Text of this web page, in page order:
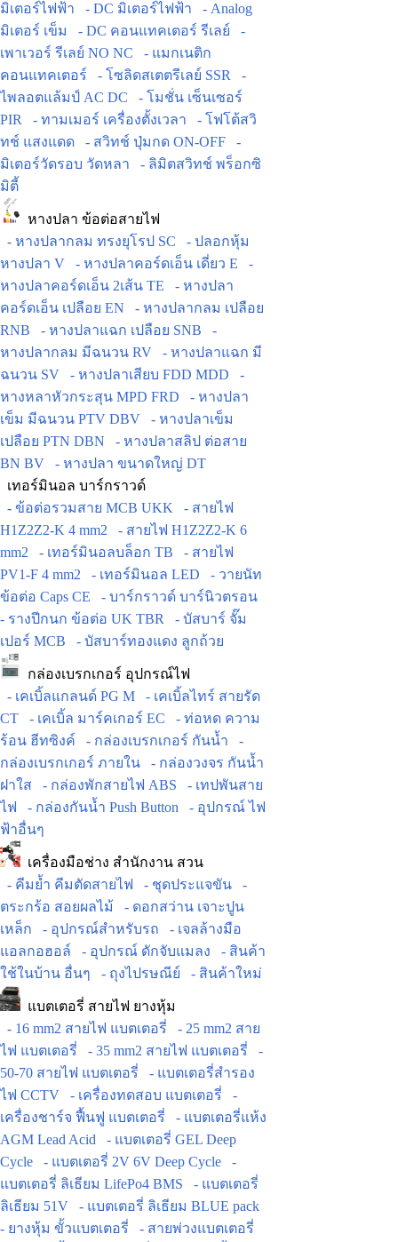
มิเตอร์ไฟฟ้า
- DC มิเตอร์ไฟฟ้า
- Analog
มิเตอร์ เข็ม
- DC คอนแทคเตอร์ รีเลย์
-
เพาเวอร์ รีเลย์ NO NC
- แมกเนติก
คอนแทคเตอร์
- โซลิดสเตตรีเลย์ SSR
-
ไพลอตแล้มป์ AC DC
- โมชั่น เซ็นเซอร์
PIR
- ทามเมอร์ เครื่องตั้งเวลา
- โฟโต้สวิ
ทช์ แสงแดด
- สวิทช์ ปุ่มกด ON-OFF
-
มิเตอร์วัดรอบ วัดหลา
- ลิมิตสวิทช์ พร็อกซิ
มิตี้
หางปลา ข้อต่อสายไฟ
- หางปลากลม ทรงยุโรป SC
- ปลอกหุ้ม
หางปลา V
- หางปลาคอร์ดเอ็น เดี่ยว E
-
หางปลาคอร์ดเอ็น 2เส้น TE
- หางปลา
คอร์ดเอ็น เปลือย EN
- หางปลากลม เปลือย
RNB
- หางปลาแฉก เปลือย SNB
-
หางปลากลม มีฉนวน RV
- หางปลาแฉก มี
ฉนวน SV
- หางปลาเสียบ FDD MDD
-
หางหลาหัวกระสุน MPD FRD
- หางปลา
เข็ม มีฉนวน PTV DBV
- หางปลาเข็ม
เปลือย PTN DBN
- หางปลาสลิป ต่อสาย
BN BV
- หางปลา ขนาดใหญ่ DT
เทอร์มินอล บาร์กราวด์
- ข้อต่อรวมสาย MCB UKK
- สายไฟ
H1Z2Z2-K 4 mm2
- สายไฟ H1Z2Z2-K 6
mm2
- เทอร์มินอลบล็อก TB
- สายไฟ
PV1-F 4 mm2
- เทอร์มินอล LED
- วายนัท
ข้อต่อ Caps CE
- บาร์กราวด์ บาร์นิวตรอน
- รางปีกนก ข้อต่อ UK TBR
- บัสบาร์ จั๊ม
เปอร์ MCB
- บัสบาร์ทองแดง ลูกถ้วย
กล่องเบรกเกอร์ อุปกรณ์ไฟ
- เคเบิ้ลแกลนด์ PG M
- เคเบิ้ลไทร์ สายรัด
CT
- เคเบิ้ล มาร์คเกอร์ EC
- ท่อหด ความ
ร้อน ฮีทซิงค์
- กล่องเบรกเกอร์ กันน้ำ
-
กล่องเบรกเกอร์ ภายใน
- กล่องวงจร กันน้ำ
ฝาใส
- กล่องพักสายไฟ ABS
- เทปพันสาย
ไฟ
- กล่องกันน้ำ Push Button
- อุปกรณ์ ไฟ
ฟ้าอื่นๆ
เครื่องมือช่าง สำนักงาน สวน
- คีมย้ำ คีมตัดสายไฟ
- ชุดประแจขัน
-
ตระกร้อ สอยผลไม้
- ดอกสว่าน เจาะปูน
เหล็ก
- อุปกรณ์สำหรับรถ
- เจลล้างมือ
แอลกอฮอล์
- อุปกรณ์ ดักจับแมลง
- สินค้า
ใช้ในบ้าน อื่นๆ
- ถุงไปรษณีย์ - สินค้าใหม่
แบตเตอรี่ สายไฟ ยางหุ้ม
- 16 mm2 สายไฟ แบตเตอรี่
- 25 mm2 สาย
ไฟ แบตเตอรี่
- 35 mm2 สายไฟ แบตเตอรี่
-
50-70 สายไฟ แบตเตอรี่
- แบตเตอรี่สำรอง
ไฟ CCTV
- เครื่องทดสอบ แบตเตอรี่
-
เครื่องชาร์จ ฟื้นฟู แบตเตอรี่
- แบตเตอรี่แห้ง
AGM Lead Acid
- แบตเตอรี่ GEL Deep
Cycle
- แบตเตอรี่ 2V 6V Deep Cycle
-
แบตเตอรี่ ลิเธียม LifePo4 BMS
- แบตเตอรี่
ลิเธียม 51V
- แบตเตอรี่ ลิเธียม BLUE pack
- ยางหุ้ม ขั้วแบตเตอรี่
- สายพ่วงแบตเตอรี่